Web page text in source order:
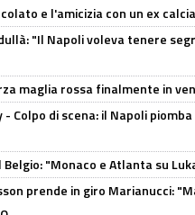
e l'amicizia con un ex
"Il Napoli voleva tenere
maglia rossa finalmente in
- Colpo di scena: il Napoli
Belgio: "Monaco e Atlanta su
prende in giro Marianucci: